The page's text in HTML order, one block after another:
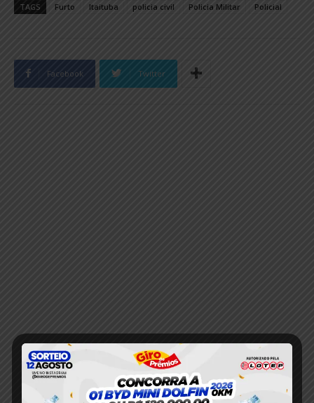
TAGS Furto Itaituba policia civil Policia Militar Policial
Facebook Twitter